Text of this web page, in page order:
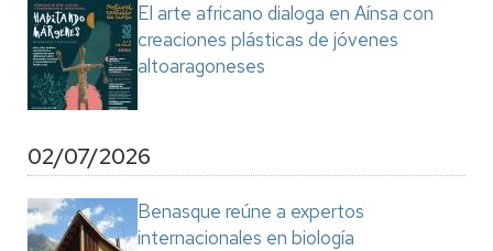
El arte africano dialoga en Aínsa con
creaciones plásticas de jóvenes
altoaragoneses
02/07/2026
Benasque reúne a expertos
internacionales en biología